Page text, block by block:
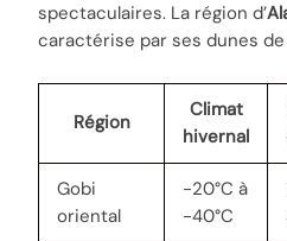
spectaculaires. La région d’
caractérise par ses dunes
Région
Climat
hivernal
Gobi
oriental
-20°C à
-40°C